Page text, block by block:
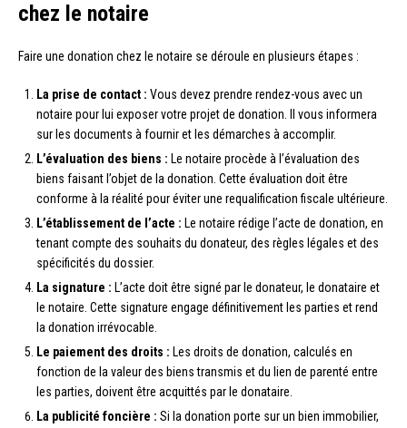
chez le notaire
Faire une donation chez le notaire se déroule en plusieurs étapes :
La prise de contact : Vous devez prendre rendez-vous avec un
notaire pour lui exposer votre projet de donation. Il vous informera
sur les documents à fournir et les démarches à accomplir.
L’évaluation des biens : Le notaire procède à l’évaluation des
biens faisant l’objet de la donation. Cette évaluation doit être
conforme à la réalité pour éviter une requalification fiscale ultérieure.
L’établissement de l’acte : Le notaire rédige l’acte de donation, en
tenant compte des souhaits du donateur, des règles légales et des
spécificités du dossier.
La signature : L’acte doit être signé par le donateur, le donataire et
le notaire. Cette signature engage définitivement les parties et rend
la donation irrévocable.
Le paiement des droits : Les droits de donation, calculés en
fonction de la valeur des biens transmis et du lien de parenté entre
les parties, doivent être acquittés par le donataire.
La publicité foncière : Si la donation porte sur un bien immobilier,